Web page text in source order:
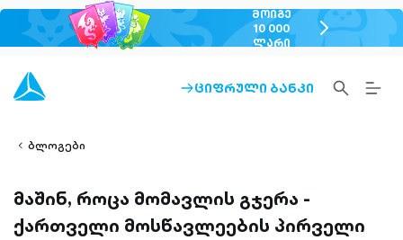
ᲛᲝᲘᲒᲔ
10 000
ᲚᲐᲠᲘ
chevron-
right-
ARROW-
ᲪᲘᲤᲠᲣᲚᲘ ᲑᲐᲜᲙᲘ
SEARCH-
OUTLINED
ბლოგები
მაშინ, როცა მომავლის გჯერა -
ქართველი მოსწავლეების პირველი